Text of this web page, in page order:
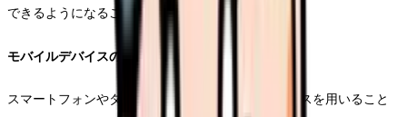
できるようになることが重要です。
モバイルデバイスの活用術
スマートフォンやタブレットなどのモバイルデバイスを用いること